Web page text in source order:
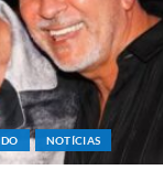
NOTÍCIAS